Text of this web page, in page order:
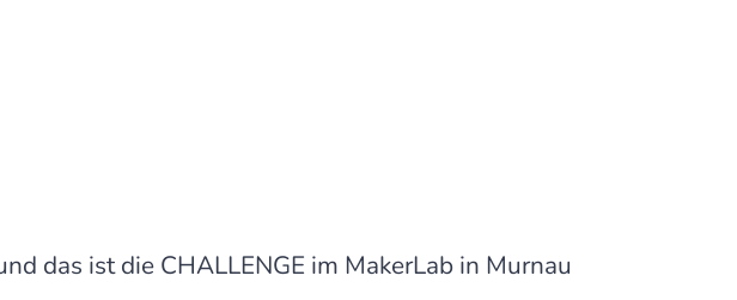
das ist die CHALLENGE im MakerLab in Murnau